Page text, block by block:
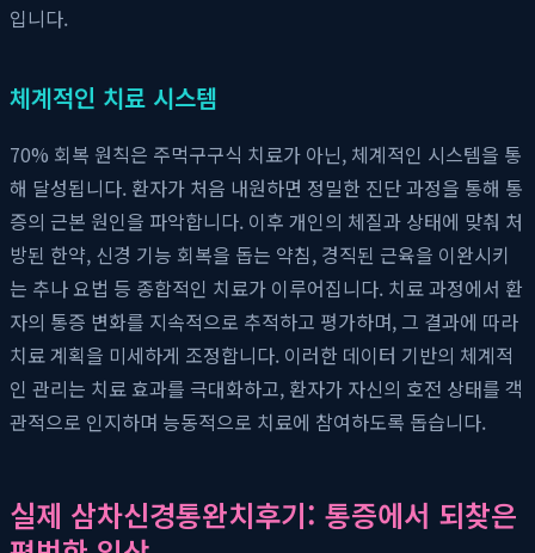
입니다.
체계적인 치료 시스템
70% 회복 원칙은 주먹구구식 치료가 아닌, 체계적인 시스템을 통
해 달성됩니다. 환자가 처음 내원하면 정밀한 진단 과정을 통해 통
증의 근본 원인을 파악합니다. 이후 개인의 체질과 상태에 맞춰 처
방된 한약, 신경 기능 회복을 돕는 약침, 경직된 근육을 이완시키
는 추나 요법 등 종합적인 치료가 이루어집니다. 치료 과정에서 환
자의 통증 변화를 지속적으로 추적하고 평가하며, 그 결과에 따라
치료 계획을 미세하게 조정합니다. 이러한 데이터 기반의 체계적
인 관리는 치료 효과를 극대화하고, 환자가 자신의 호전 상태를 객
관적으로 인지하며 능동적으로 치료에 참여하도록 돕습니다.
실제 삼차신경통완치후기: 통증에서 되찾은